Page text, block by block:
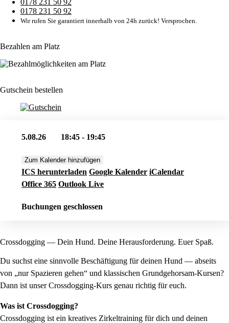
0178 231 50 92
Wir rufen Sie garantiert innerhalb von 24h zurück! Versprochen.
Bezahlen am Platz
Gutschein bestellen
5.08.26 18:45 - 19:45
Zum Kalender hinzufügen
ICS herunterladen Google Kalender iCalendar
Office 365 Outlook Live
Buchungen geschlossen
Crossdogging — Dein Hund. Deine Herausforderung. Euer Spaß.
Du suchst eine sinnvolle Beschäftigung für deinen Hund — abseits
von „nur Spazieren gehen“ und klassischen Grundgehorsam-Kursen?
Dann ist unser Crossdogging-Kurs genau richtig für euch.
Was ist Crossdogging?
Crossdogging ist ein kreatives Zirkeltraining für dich und deinen